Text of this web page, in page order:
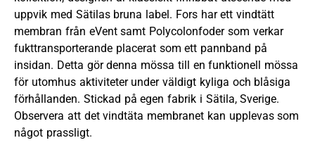
uppvik med Sätilas bruna label. Fors har ett vindtätt
membran från eVent samt Polycolonfoder som verkar
fukttransporterande placerat som ett pannband på
insidan. Detta gör denna mössa till en funktionell mössa
för utomhus aktiviteter under väldigt kyliga och blåsiga
förhållanden. Stickad på egen fabrik i Sätila, Sverige.
Observera att det vindtäta membranet kan upplevas som
något prassligt.